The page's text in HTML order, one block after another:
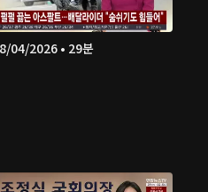
04/2026 • 29분